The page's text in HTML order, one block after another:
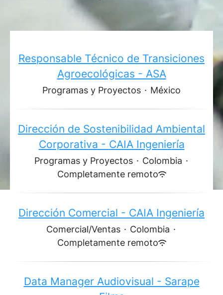
Responsable Técnico de Transiciones
Agroecológicas - ASA
Programas y Proyectos · México
Dirección de Sostenibilidad Ambiental
Corporativa - CAIA Ingeniería
Programas y Proyectos · Colombia ·
Completamente remoto
Dirección Comercial - CAIA Ingeniería
Comercial/Ventas · Colombia ·
Completamente remoto
Data Manager Audiovisual - Sarape